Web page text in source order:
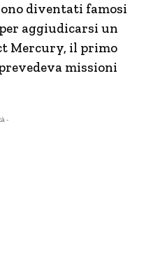
diventati famosi
aggiudicarsi un
Mercury, il primo
missioni
-